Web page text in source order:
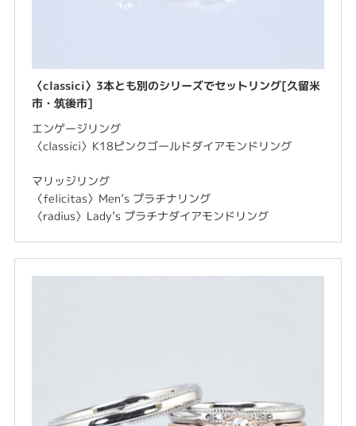
〈classici〉3本とも別のシリーズでセットリング[久留米
市・筑後市]
エンゲージリング
〈classici〉K18ピンクゴールドダイアモンドリング
マリッジリング
〈felicitas〉Men’s プラチナリング
〈radius〉Lady’s プラチナダイアモンドリング